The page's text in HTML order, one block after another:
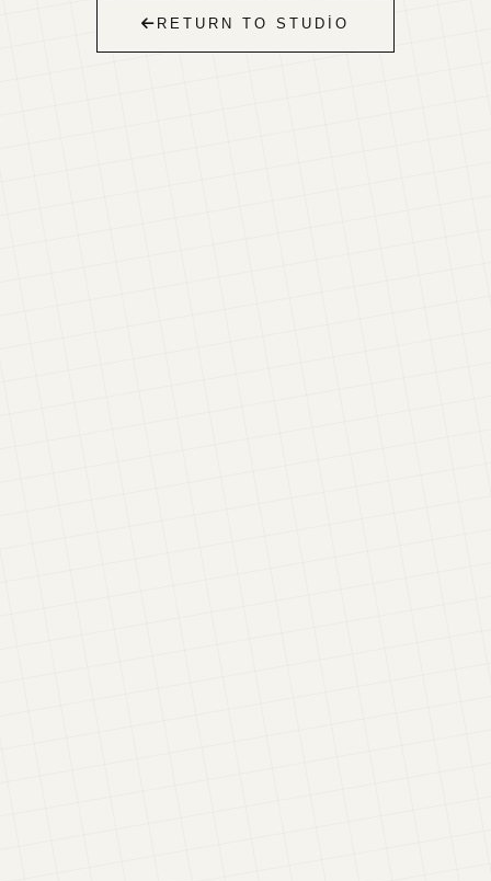
RETURN TO STUDIO